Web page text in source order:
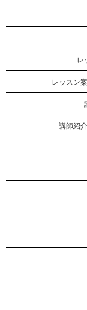
レ
レッスン
講師紹